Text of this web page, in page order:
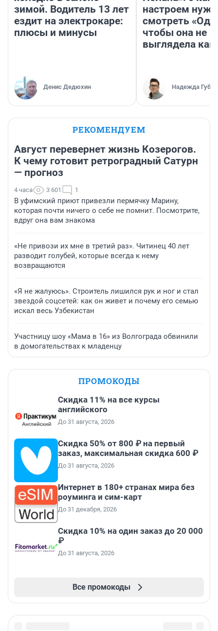
зимой. Водитель 13 лет
ездит на электрокаре:
плюсы и минусы
Денис Дедюхин
настроем
смотреть
чтобы она не
выглядела как
Надежда
РЕКОМЕНДУЕМ
Август перевернет жизнь Козерогов.
К чему готовит ретроградный Сатурн
— прогноз
4 часа 3 601 1
В уфимский приют привезли пермячку Марину,
которая почти ничего о себе не помнит. Посмотрите,
вдруг она вам знакома
«Не привози их мне в третий раз». Читинец 40 лет
разводит голубей, которые всегда к нему
возвращаются
«Я не жалуюсь». Строитель лишился рук и ног и стал
звездой соцсетей: как он живет и почему его семью
искал весь Узбекистан
Участницу шоу «Мама в 16» из Волгограда обвинили
в домогательствах к младенцу
ПРОМОКОДЫ
Скидка 11% на все курсы
английского
До 31 августа, 2026
Скидка 50% от 800 ₽ на первый
заказ, максимальная скидка 600 ₽
До 31 августа, 2026
Интернет в 180+ странах мира без
роуминга и сим-карт
До 31 декабря, 2026
Скидка 10% на один заказ до 20 000
₽
До 31 августа, 2026
Все промокоды